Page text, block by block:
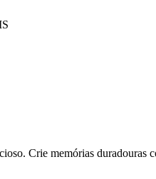
Crie memórias duradouras